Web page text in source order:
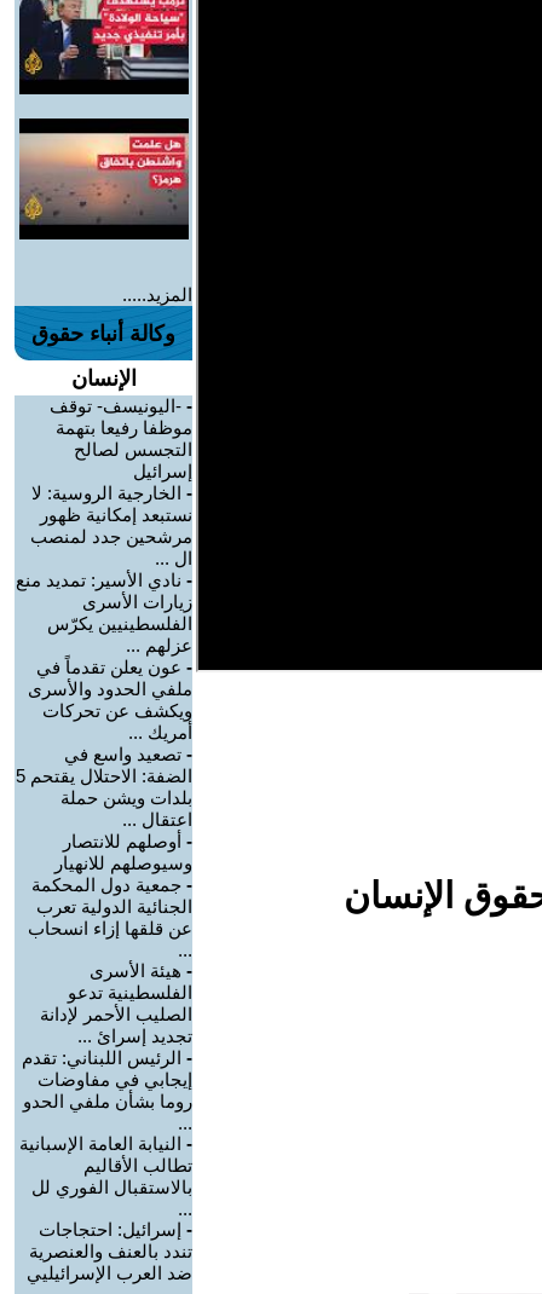
الإنسان
المزيد.....
وكالة أنباء حقوق
الإنسان
- -اليونيسف- توقف
موظفا رفيعا بتهمة
التجسس لصالح
إسرائيل
- الخارجية الروسية: لا
نستبعد إمكانية ظهور
مرشحين جدد لمنصب
ال ...
- نادي الأسير: تمديد منع
زيارات الأسرى
الفلسطينيين يكرّس
عزلهم ...
- عون يعلن تقدماً في
ملفي الحدود والأسرى
ويكشف عن تحركات
أمريك ...
- تصعيد واسع في
الضفة: الاحتلال يقتحم 5
بلدات ويشن حملة
اعتقال ...
- أوصلهم للانتصار
وسيوصلهم للانهيار
- جمعية دول المحكمة
الجنائية الدولية تعرب
عن قلقها إزاء انسحاب
...
- هيئة الأسرى
الفلسطينية تدعو
الصليب الأحمر لإدانة
تجديد إسرائ ...
- الرئيس اللبناني: تقدم
إيجابي في مفاوضات
روما بشأن ملفي الحدو
...
- النيابة العامة الإسبانية
تطالب الأقاليم
بالاستقبال الفوري لل
...
- إسرائيل: احتجاجات
تندد بالعنف والعنصرية
ضد العرب الإسرائيليي